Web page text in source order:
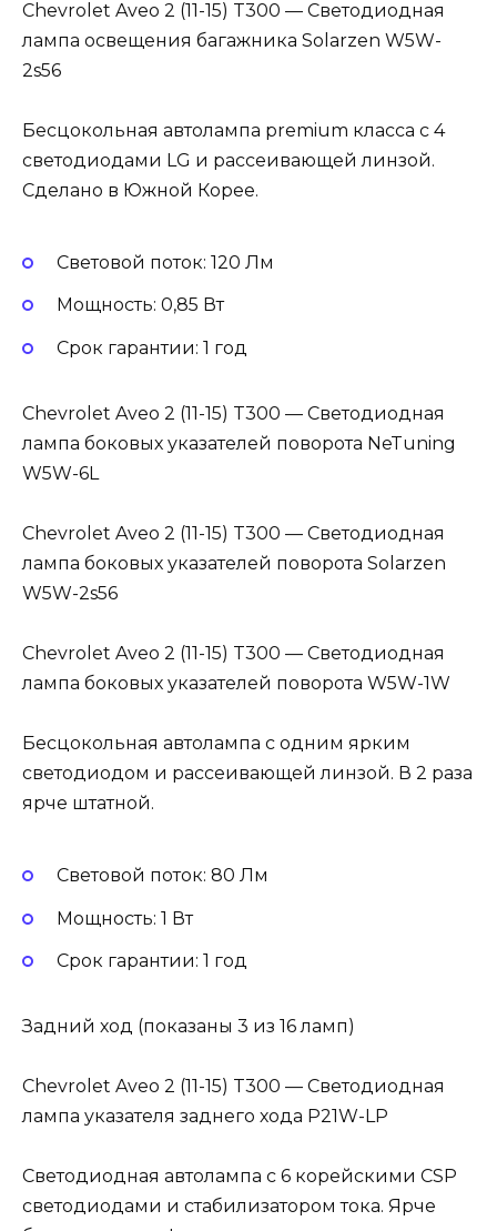
Chevrolet Aveo 2 (11-15) T300 — Светодиодная
лампа освещения багажника Solarzen W5W-
2s56
Бесцокольная автолампа premium класса с 4
светодиодами LG и рассеивающей линзой.
Сделано в Южной Корее.
Световой поток: 120 Лм
Мощность: 0,85 Вт
Cрок гарантии: 1 год
Chevrolet Aveo 2 (11-15) T300 — Светодиодная
лампа боковых указателей поворота NeTuning
W5W-6L
Chevrolet Aveo 2 (11-15) T300 — Светодиодная
лампа боковых указателей поворота Solarzen
W5W-2s56
Chevrolet Aveo 2 (11-15) T300 — Светодиодная
лампа боковых указателей поворота W5W-1W
Бесцокольная автолампа с одним ярким
светодиодом и рассеивающей линзой. В 2 раза
ярче штатной.
Световой поток: 80 Лм
Мощность: 1 Вт
Cрок гарантии: 1 год
Задний ход (показаны 3 из 16 ламп)
Chevrolet Aveo 2 (11-15) T300 — Светодиодная
лампа указателя заднего хода P21W-LP
Светодиодная автолампа с 6 корейскими CSP
светодиодами и стабилизатором тока. Ярче